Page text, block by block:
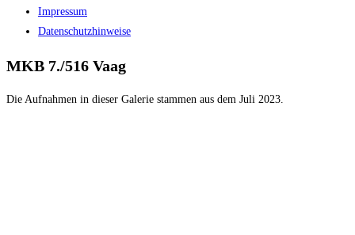
Impressum
Datenschutzhinweise
MKB 7./516 Vaag
Die Aufnahmen in dieser Galerie stammen aus dem Juli 2023.